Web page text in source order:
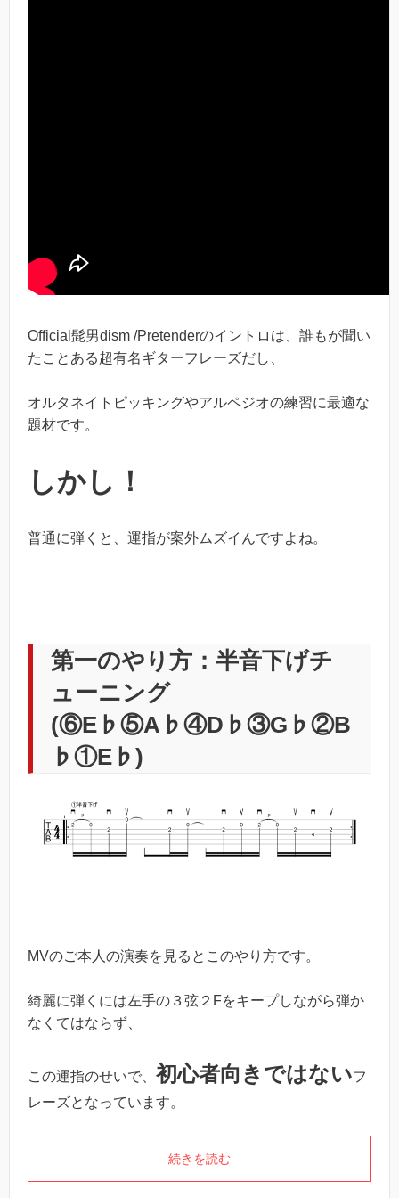
Official髭男dism /Pretenderのイントロは、誰もが聞い
たことある超有名ギターフレーズだし、
オルタネイトピッキングやアルペジオの練習に最適な
題材です。
しかし！
普通に弾くと、運指が案外ムズイんですよね。
第一のやり方：半音下げチ
ューニング
(⑥E♭⑤A♭④D♭③G♭②B
♭①E♭)
MVのご本人の演奏を見るとこのやり方です。
綺麗に弾くには左手の３弦２Fをキープしながら弾か
なくてはならず、
この運指のせいで、 初心者向きではないフ
レーズとなっています。
続きを読む